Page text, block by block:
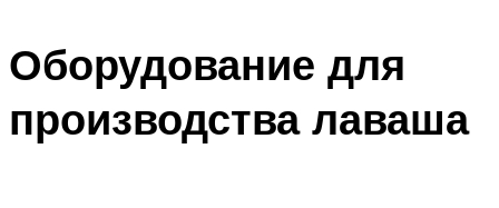
Оборудование для
производства лаваша